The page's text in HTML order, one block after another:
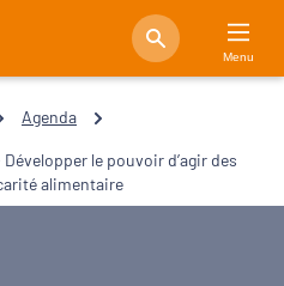
Menu
Agenda
le pouvoir d’agir des
alimentaire